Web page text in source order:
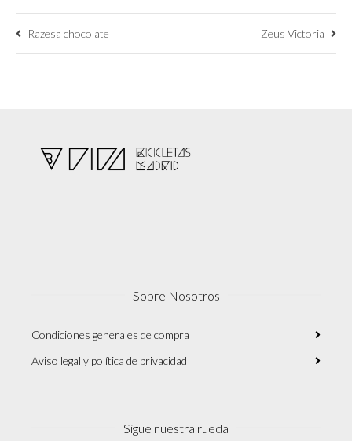
Razesa chocolate Zeus Victoria
Sobre Nosotros
Condiciones generales de compra
Aviso legal y política de privacidad
Sigue nuestra rueda